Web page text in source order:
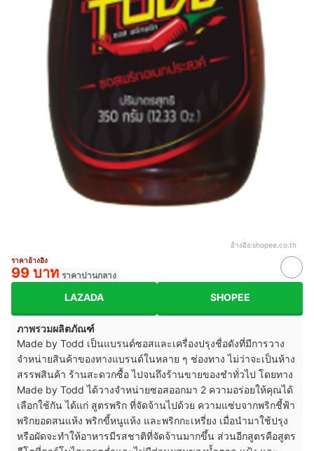
อ้างอิง:shopee.co.th
ราคาอ้างอิง
99 บาท ราคาปานกลาง
LAZADA SHOPEE
ภาพรวมผลิตภัณฑ์
Made by Todd เป็นแบรนด์ซอสและเครื่องปรุงชื่อดังที่มีการวาง
จำหน่ายสินค้าของทางแบรนด์ในหลาย ๆ ช่องทาง ไม่ว่าจะเป็นห้าง
สรรพสินค้า ร้านสะดวกซื้อ ไปจนถึงร้านขายของชำทั่วไป โดยทาง
Made by Todd ได้วางจำหน่ายซอสออกมา 2 ความอร่อยให้คุณได้
เลือกใช้กัน ได้แก่ สูตรพริก ที่จัดจ้านไปด้วย ความแซ่บจากพริกชี้ฟ้า
พริกยอดสนแห้ง พริกขี้หนูแห้ง และพริกกะเหรี่ยง เมื่อนำมาใช้ปรุง
หรือผัดจะทำให้อาหารมีรสชาติที่จัดจ้านมากขึ้น ส่วนอีกสูตรคือสูตร